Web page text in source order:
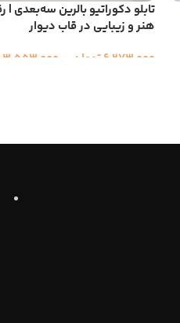
تابلو دکوراتیو بالرین سه‌بعدی
هنر و زیبایی در قاب دیوار
6,273,000تومان 3,553,000